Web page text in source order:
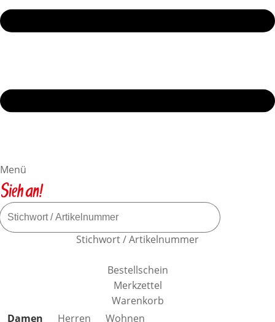
Menü
Stichwort / Artikelnummer
Bestellschein
Merkzettel
Warenkorb
Produktkategorien überspringen
Damen Herren
Wohnen